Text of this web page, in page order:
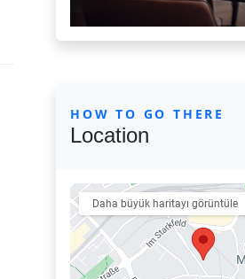
HOW TO GO THERE
Location